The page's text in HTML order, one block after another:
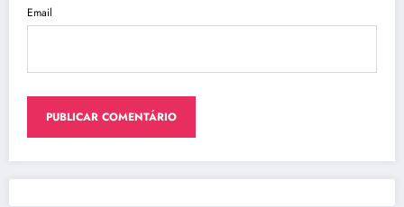
Email